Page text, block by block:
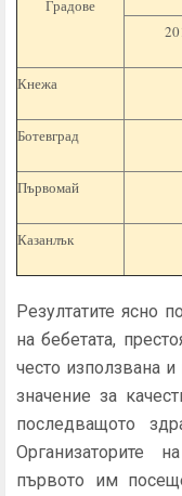
Градове
Кнежа
Ботевград
Първомай
Казанлък
Резултатите ясно
на бебетата,
често използвана
значение за
последващото
Организаторите
първото им